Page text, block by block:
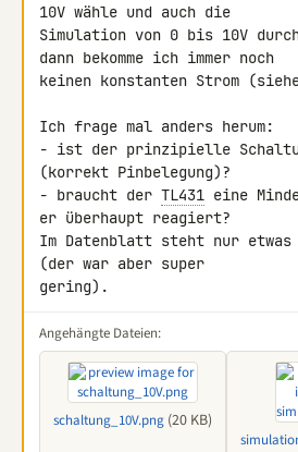
10V wähle und auch die
Simulation von 0 bis 10V
dann bekomme ich immer noch
keinen konstanten Strom
Ich frage mal anders herum:
- ist der prinzipielle
(korrekt Pinbelegung)?
- braucht der TL431 eine
er überhaupt reagiert?
Im Datenblatt steht nur etwas
(der war aber super
gering).
Angehängte Dateien:
schaltung_10V.png (20 KB)